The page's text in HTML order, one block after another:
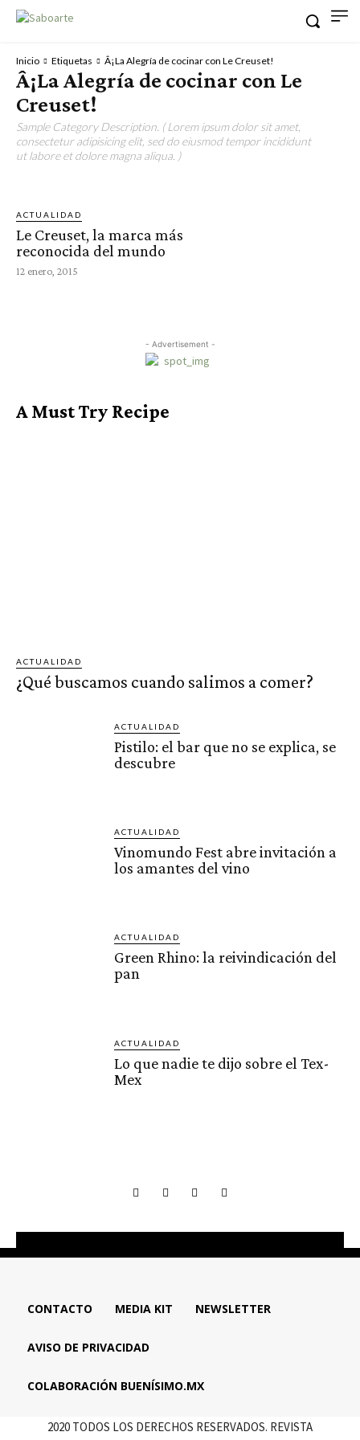
Inicio Etiquetas Â¡La Alegría de cocinar con Le Creuset!
Â¡La Alegría de cocinar con Le
Creuset!
Sample Category Description. ( Lorem ipsum dolor sit amet,
consectetur adipisicing elit, sed do eiusmod tempor incididunt
ut labore et dolore magna aliqua. )
ACTUALIDAD
Le Creuset, la marca más
reconocida del mundo
12 enero, 2015
- Advertisement -
A Must Try Recipe
ACTUALIDAD
¿Qué buscamos cuando salimos a comer?
ACTUALIDAD
Pistilo: el bar que no se explica, se
descubre
ACTUALIDAD
Vinomundo Fest abre invitación a
los amantes del vino
ACTUALIDAD
Green Rhino: la reivindicación del
pan
ACTUALIDAD
Lo que nadie te dijo sobre el Tex-
Mex
CONTACTO MEDIA KIT NEWSLETTER
AVISO DE PRIVACIDAD
COLABORACIÓN BUENÍSIMO.MX
2020 TODOS LOS DERECHOS RESERVADOS. REVISTA